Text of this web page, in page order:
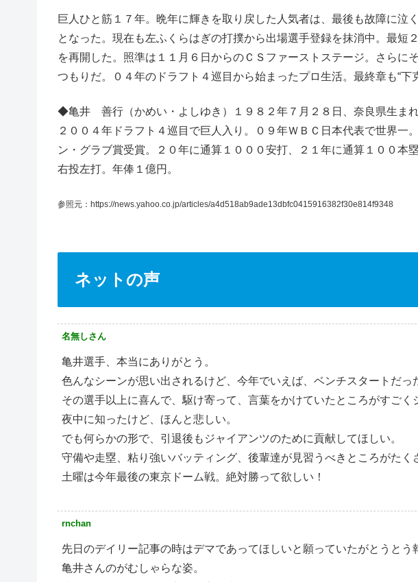
巨人ひと筋１７年。晩年に輝きを取り戻した人気者は、最後も故障に泣
となった。現在も左ふくらはぎの打撲から出場選手登録を抹消中。最短
を再開した。照準は１１月６日からのＣＳファーストステージ。さらに
つもりだ。０４年のドラフト４巡目から始まったプロ生活。最終章も“下
◆亀井 善行（かめい・よしゆき）１９８２年７月２８日、奈良県生ま
２００４年ドラフト４巡目で巨人入り。０９年ＷＢＣ日本代表で世界一
ン・グラブ賞受賞。２０年に通算１０００安打、２１年に通算１００本
右投左打。年俸１億円。
参照元：https://news.yahoo.co.jp/articles/a4d518ab9ade13dbfc0415916382f30e814f9348
ネットの声
名無しさん
亀井選手、本当にありがとう。
色んなシーンが思い出されるけど、今年でいえば、ベンチスタートだっ
その選手以上に喜んで、駆け寄って、言葉をかけていたところがすごく
夜中に知ったけど、ほんと悲しい。
でも何らかの形で、引退後もジャイアンツのために貢献してほしい。
守備や走塁、粘り強いバッティング、後輩達が見習うべきところがたく
土曜は今年最後の東京ドーム戦。絶対勝って欲しい！
rnchan
先日のデイリー記事の時はデマであってほしいと願っていたがとうとう
亀井さんのがむしゃらな姿。